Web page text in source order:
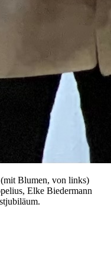
Blumen, von links)
Elke Biedermann